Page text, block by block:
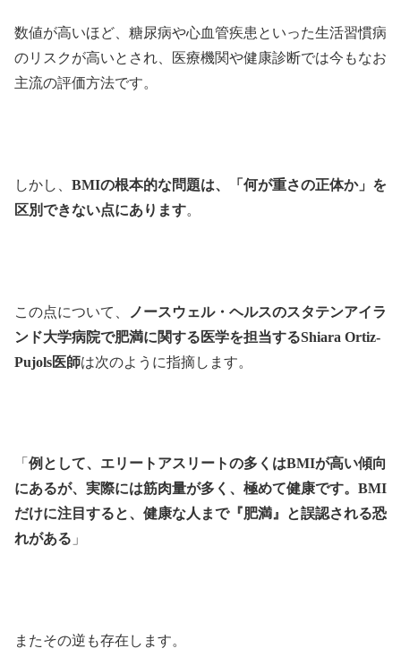
数値が高いほど、糖尿病や心血管疾患といった生活習慣病
のリスクが高いとされ、医療機関や健康診断では今もなお
主流の評価方法です。
しかし、 BMIの根本的な問題は、「何が重さの正体か」を
区別できない点にあります。
この点について、
ノースウェル・ヘルスのスタテンアイラ
ンド大学病院で肥満に関する医学を担当するShiara Ortiz-
Pujols医師は次のように指摘します。
「 例として、エリートアスリートの多くはBMIが高い傾向
にあるが、実際には筋肉量が多く、極めて健康です。BMI
だけに注目すると、健康な人まで『肥満』と誤認される恐
れがある 」
またその逆も存在します。